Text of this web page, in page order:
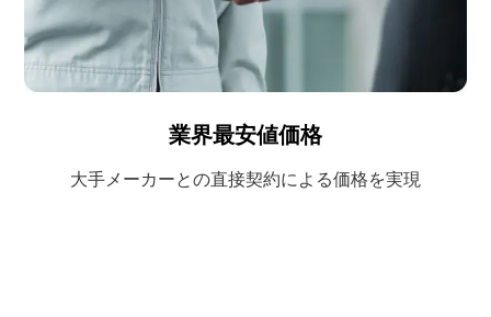
業界最安値価格
大手メーカーとの直接契約による価格を実現